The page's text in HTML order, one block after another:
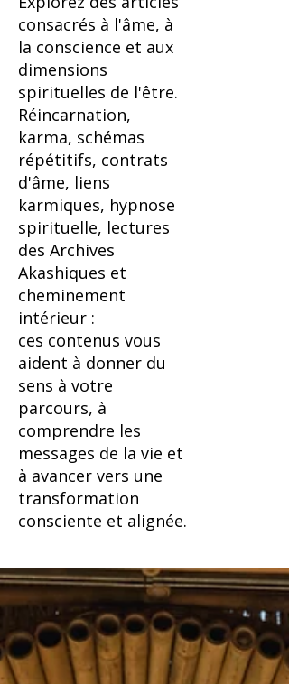
consacrés à l'âme, à
la conscience et aux
dimensions
spirituelles de l'être.
Réincarnation,
karma, schémas
répétitifs, contrats
d'âme, liens
karmiques, hypnose
spirituelle, lectures
des Archives
Akashiques et
cheminement
intérieur :
ces contenus vous
aident à donner du
sens à votre
parcours, à
comprendre les
messages de la vie et
à avancer vers une
transformation
consciente et alignée.